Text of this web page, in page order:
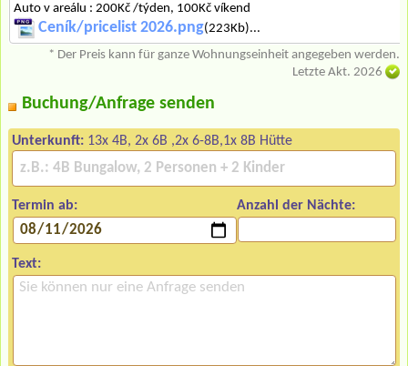
Auto v areálu : 200Kč /týden, 100Kč víkend
Ceník/pricelist 2026.png(223Kb)...
* Der Preis kann für ganze Wohnungseinheit angegeben werden.
Letzte Akt. 2026
Buchung/Anfrage senden
Unterkunft: 13x 4B, 2x 6B ,2x 6-8B,1x 8B Hütte
Termin ab: Anzahl der Nächte:
Text: